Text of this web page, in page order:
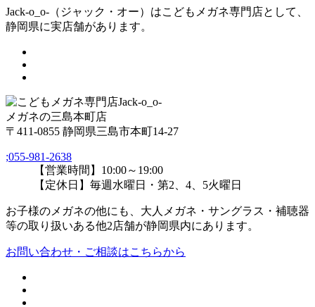
Jack-o_o-（ジャック・オー）はこどもメガネ専門店として、
静岡県に実店舗があります。
メガネの三島本町店
〒411-0855 静岡県三島市本町14-27
;055-981-2638
【営業時間】10:00～19:00
【定休日】毎週水曜日・第2、4、5火曜日
お子様のメガネの他にも、大人メガネ・サングラス・補聴器
等の取り扱いある他2店舗が静岡県内にあります。
お問い合わせ・ご相談はこちらから